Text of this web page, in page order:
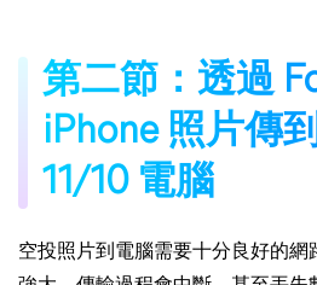
第二節：透過
iPhone 照片傳
11/10 電腦
空投照片到電腦需要十分良好的